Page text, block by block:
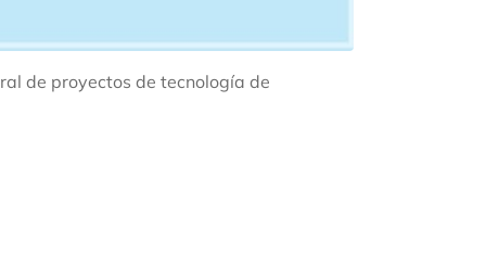
de proyectos de tecnología de